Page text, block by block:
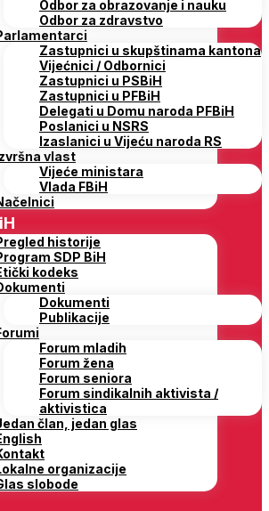
Odbor za obrazovanje i nauku
Odbor za zdravstvo
Zastupnici u skupštinama kantona
Vijećnici / Odbornici
Zastupnici u PSBiH
Zastupnici u PFBiH
Delegati u Domu naroda PFBiH
Poslanici u NSRS
Izaslanici u Vijeću naroda RS
vlast
Vijeće ministara
Vlada FBiH
historije
SDP BiH
kodeks
Dokumenti
Publikacije
Forum mladih
Forum žena
Forum seniora
Forum sindikalnih aktivista /
aktivistica
član, jedan glas
organizacije
slobode